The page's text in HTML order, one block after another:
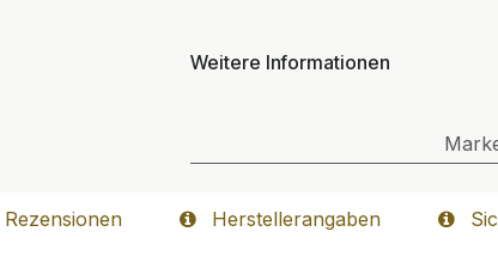
Weitere Informationen
Herstellerangaben